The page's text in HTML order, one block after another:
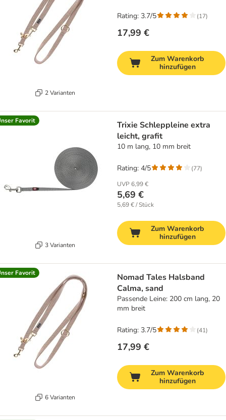
2 Varianten
17,99 €
Rating: 3.7/5 (17)
Zum Warenkorb
hinzufügen
Favorit
3 Varianten
Trixie Schleppleine extra
leicht, grafit
10 m lang, 10 mm breit
UVP 6,99 €
5,69 €
5,69 € / Stück
Rating: 4/5 (77)
Zum Warenkorb
hinzufügen
Favorit
6 Varianten
Nomad Tales Halsband
Calma, sand
Passende Leine: 200 cm lang, 20
mm breit
17,99 €
Rating: 3.7/5 (41)
Zum Warenkorb
hinzufügen